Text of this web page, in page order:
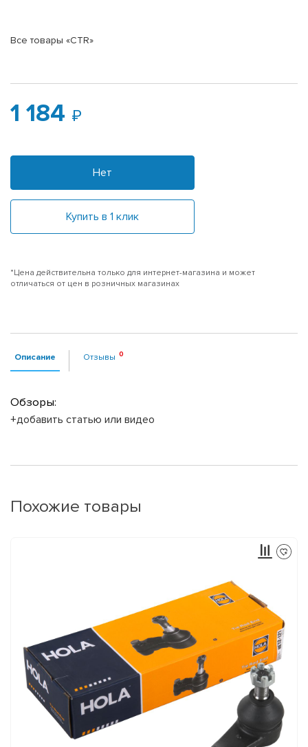
Все товары «CTR»
1 184
Нет
Купить в 1 клик
*Цена действительна только для интернет-магазина и может
отличаться от цен в розничных магазинах
Описание Отзывы
Обзоры:
+добавить статью или видео
Похожие товары